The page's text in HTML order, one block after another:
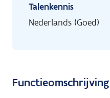
Talenkennis
Nederlands (Goed)
Functieomschrijving